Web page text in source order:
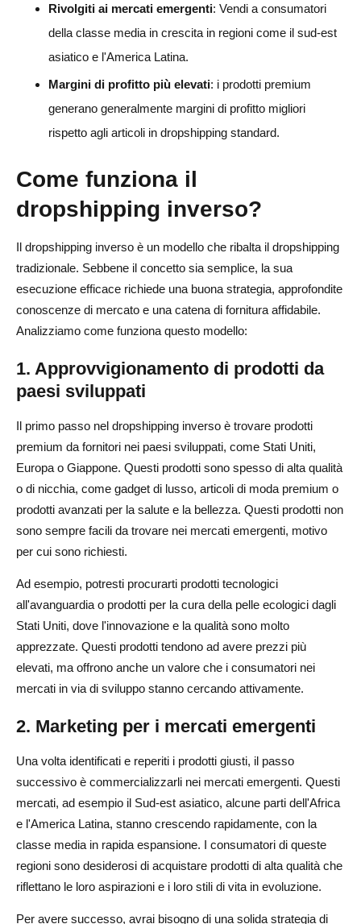
Rivolgiti ai mercati emergenti: Vendi a consumatori
della classe media in crescita in regioni come il sud-est
asiatico e l'America Latina.
Margini di profitto più elevati: i prodotti premium
generano generalmente margini di profitto migliori
rispetto agli articoli in dropshipping standard.
Come funziona il
dropshipping inverso?
Il dropshipping inverso è un modello che ribalta il dropshipping
tradizionale. Sebbene il concetto sia semplice, la sua
esecuzione efficace richiede una buona strategia, approfondite
conoscenze di mercato e una catena di fornitura affidabile.
Analizziamo come funziona questo modello:
1. Approvvigionamento di prodotti da
paesi sviluppati
Il primo passo nel dropshipping inverso è trovare prodotti
premium da fornitori nei paesi sviluppati, come Stati Uniti,
Europa o Giappone. Questi prodotti sono spesso di alta qualità
o di nicchia, come gadget di lusso, articoli di moda premium o
prodotti avanzati per la salute e la bellezza. Questi prodotti non
sono sempre facili da trovare nei mercati emergenti, motivo
per cui sono richiesti.
Ad esempio, potresti procurarti prodotti tecnologici
all'avanguardia o prodotti per la cura della pelle ecologici dagli
Stati Uniti, dove l'innovazione e la qualità sono molto
apprezzate. Questi prodotti tendono ad avere prezzi più
elevati, ma offrono anche un valore che i consumatori nei
mercati in via di sviluppo stanno cercando attivamente.
2. Marketing per i mercati emergenti
Una volta identificati e reperiti i prodotti giusti, il passo
successivo è commercializzarli nei mercati emergenti. Questi
mercati, ad esempio il Sud-est asiatico, alcune parti dell'Africa
e l'America Latina, stanno crescendo rapidamente, con la
classe media in rapida espansione. I consumatori di queste
regioni sono desiderosi di acquistare prodotti di alta qualità che
riflettano le loro aspirazioni e i loro stili di vita in evoluzione.
Per avere successo, avrai bisogno di una solida strategia di